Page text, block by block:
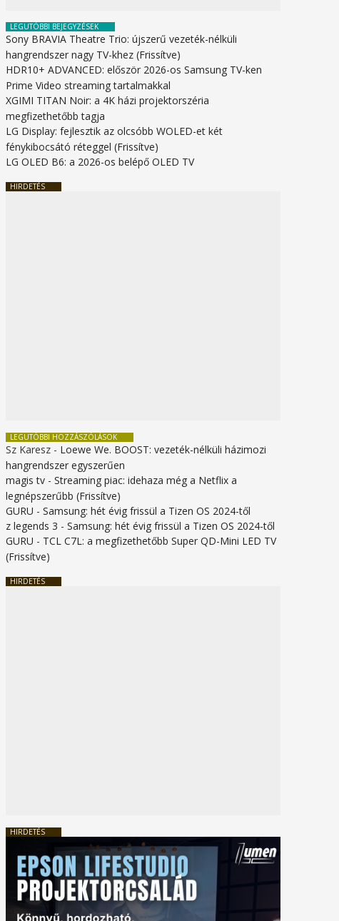
LEGUTÓBBI BEJEGYZÉSEK
Sony BRAVIA Theatre Trio: újszerű vezeték-nélküli
hangrendszer nagy TV-khez (Frissítve)
HDR10+ ADVANCED: először 2026-os Samsung TV-ken
Prime Video streaming tartalmakkal
XGIMI TITAN Noir: a 4K házi projektorszéria
megfizethetőbb tagja
LG Display: fejlesztik az olcsóbb WOLED-et két
fénykibocsátó réteggel (Frissítve)
LG OLED B6: a 2026-os belépő OLED TV
HIRDETÉS
LEGUTÓBBI HOZZÁSZÓLÁSOK
Sz Karesz - Loewe We. BOOST: vezeték-nélküli házimozi
hangrendszer egyszerűen
magis tv -Streaming piac: idehaza még a Netflix a
legnépszerűbb (Frissítve)
GURU -Samsung: hét évig frissül a Tizen OS 2024-től
z legends 3 -Samsung: hét évig frissül a Tizen OS 2024-től
GURU - TCL C7L: a megfizethetőbb Super QD-Mini LED TV
(Frissítve)
HIRDETÉS
HIRDETÉS